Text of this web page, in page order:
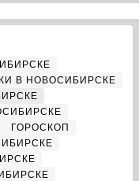
В НОВОСИБИРСКЕ
ГОРОСКОП